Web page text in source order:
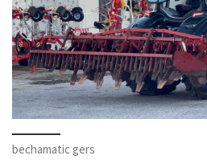
bechamatic gers